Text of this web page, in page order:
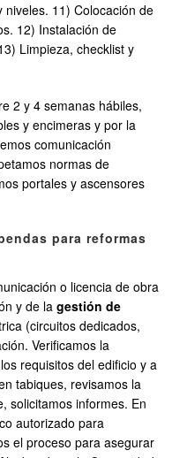
niveles. 11) Colocación de
12) Instalación de
Limpieza, checklist y
2 y 4 semanas hábiles,
y encimeras y por la
comunicación
normas de
portales y ascensores
para reformas
o licencia de obra
y de la gestión de
(circuitos dedicados,
Verificamos la
requisitos del edificio y a
tabiques, revisamos la
solicitamos informes. En
autorizado para
el proceso para asegurar